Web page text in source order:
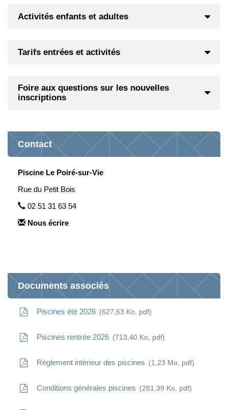
Activités enfants et adultes
Tarifs entrées et activités
Foire aux questions sur les nouvelles
inscriptions
Contact
Piscine Le Poiré-sur-Vie
Rue du Petit Bois
02 51 31 63 54
Nous écrire
Documents associés
Piscines été 2026 627,63 Ko, pdf
Piscines rentrée 2026 713,40 Ko, pdf
Règlement intérieur des piscines 1,23 Mo, pdf
Conditions générales piscines 281,39 Ko, pdf